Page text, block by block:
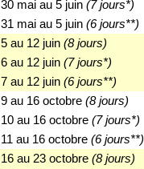
30 mai au 5 juin (7 jours*)
31 mai au 5 juin (6 jours**)
5 au 12 juin (8 jours)
6 au 12 juin (7 jours*)
7 au 12 juin (6 jours**)
9 au 16 octobre (8 jours)
10 au 16 octobre (7 jours*)
11 au 16 octobre (6 jours**)
16 au 23 octobre (8 jours)